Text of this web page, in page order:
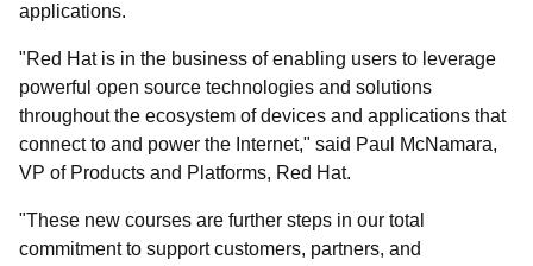
applications.
"Red Hat is in the business of enabling users to leverage
powerful open source technologies and solutions
throughout the ecosystem of devices and applications that
connect to and power the Internet," said Paul McNamara,
VP of Products and Platforms, Red Hat.
"These new courses are further steps in our total
commitment to support customers, partners, and